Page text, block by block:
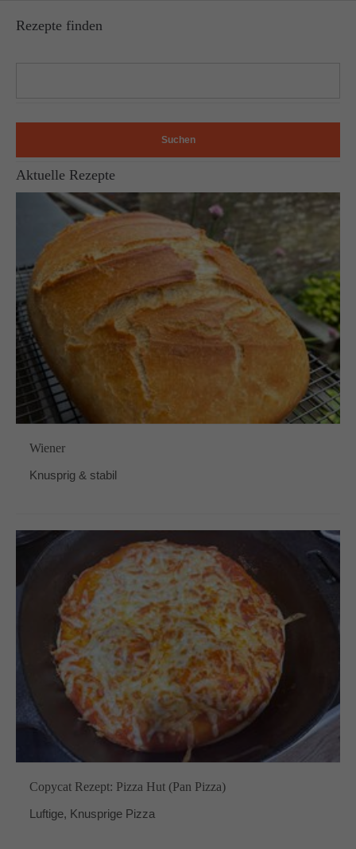
Rezepte finden
Suchen
Aktuelle Rezepte
Wiener
Knusprig & stabil
Copycat Rezept: Pizza Hut (Pan Pizza)
Luftige, Knusprige Pizza